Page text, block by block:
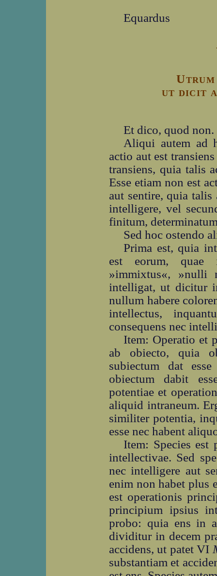
Equardus
ut dicit
Et dico, quod non.
Aliqui autem ad
actio aut est
transiens, quia talis
Esse etiam non est
aut sentire, quia
intelligere, vel
finitum,
Sed hoc ostendo
Prima est, quia
est eorum, quae
»immixtus«, »nulli
intelligat, ut
nullum habere
intellectus,
consequens nec
Item: Operatio et
ab obiecto, quia
subiectum dat
obiectum dabit
potentiae et
aliquid intraneum.
similiter potentia,
esse nec habent
Item: Species est
intellectivae. Sed
nec intelligere aut
enim non habet plus
est operationis
principium ipsius
probo: quia ens in
dividitur in decem
accidens, ut patet VI
substantiam et